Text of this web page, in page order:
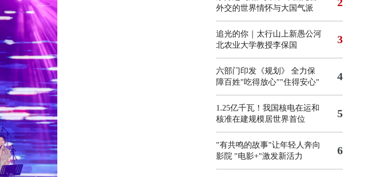
外交的世界情怀与大国气派
追光的你｜太行山上新愚公河
北农业大学教授李保国
3
六部门印发《规划》 全力保
障百姓"吃得放心""住得安心"
4
1.25亿千瓦！我国核电在运和
核准在建规模居世界首位
5
"有共鸣的故事"让年轻人奔向
影院 "电影+"激发新活力 6